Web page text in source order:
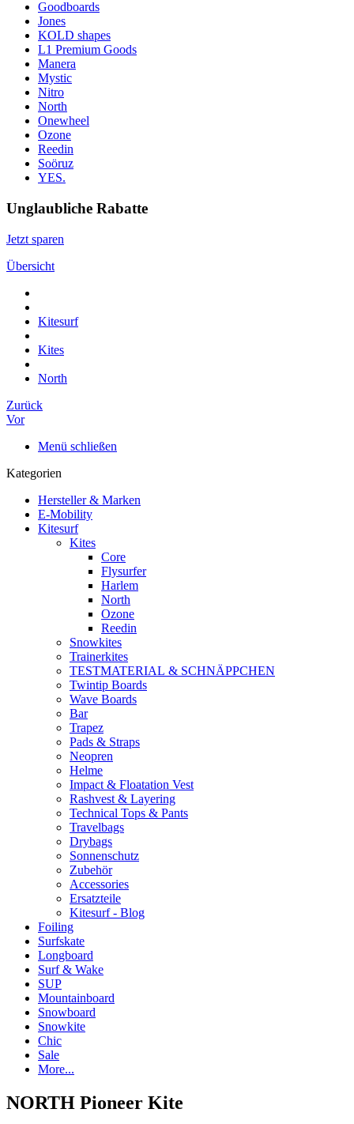
Goodboards
Jones
KOLD shapes
L1 Premium Goods
Manera
Mystic
Nitro
North
Onewheel
Ozone
Reedin
Soöruz
YES.
Unglaubliche Rabatte
Jetzt sparen
Übersicht
Kitesurf
Kites
North
Zurück
Vor
Menü schließen
Kategorien
Hersteller & Marken
E-Mobility
Kitesurf
Kites
Core
Flysurfer
Harlem
North
Ozone
Reedin
Snowkites
Trainerkites
TESTMATERIAL & SCHNÄPPCHEN
Twintip Boards
Wave Boards
Bar
Trapez
Pads & Straps
Neopren
Helme
Impact & Floatation Vest
Rashvest & Layering
Technical Tops & Pants
Travelbags
Drybags
Sonnenschutz
Zubehör
Accessories
Ersatzteile
Kitesurf - Blog
Foiling
Surfskate
Longboard
Surf & Wake
SUP
Mountainboard
Snowboard
Snowkite
Chic
Sale
More...
NORTH Pioneer Kite